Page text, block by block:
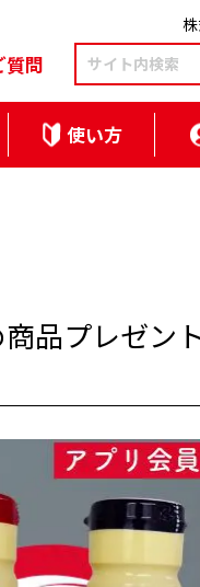
質問
使い方
品プレゼン